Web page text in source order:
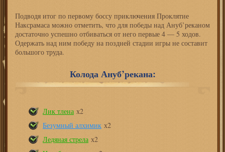
Подводя итог по первому боссу приключения Проклятие
Наксрамаса можно отметить, что для победы над Ануб’реканом
достаточно успешно отбиваться от него первые 4 — 5 ходов.
Одержать над ним победу на поздней стадии игры не составит
большого труда.
Колода Ануб’рекана:
Лик тлена х2
Безумный алхимик х2
Ледяная стрела х2